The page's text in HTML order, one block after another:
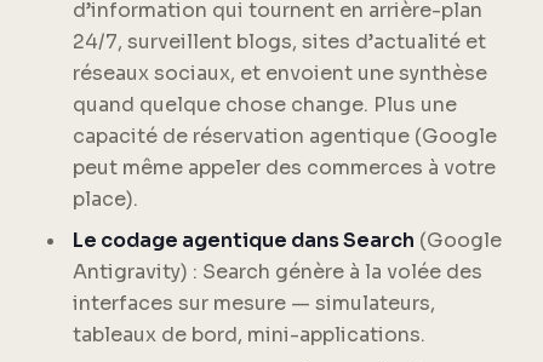
d’information qui tournent en arrière-plan
24/7, surveillent blogs, sites d’actualité et
réseaux sociaux, et envoient une synthèse
quand quelque chose change. Plus une
capacité de réservation agentique (Google
peut même appeler des commerces à votre
place).
Le codage agentique dans Search (Google
Antigravity) : Search génère à la volée des
interfaces sur mesure — simulateurs,
tableaux de bord, mini-applications.